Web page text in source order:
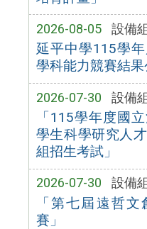
2026-08-05 設備
延平中學115學
學科能力競賽結
2026-07-30 設備
「115學年度國
學生科學研究人
組招生考試」
2026-07-30 設備
「第七屆遠哲
賽」